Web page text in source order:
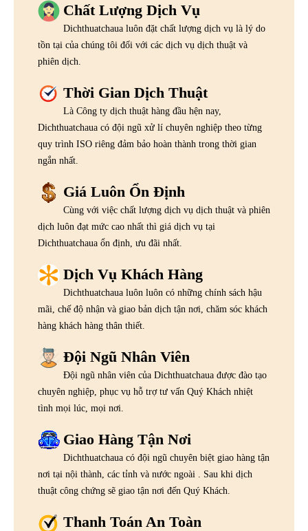
Chất Lượng Dịch Vụ
Dichthuatchaua luôn đặt chất lượng dịch vụ là lý do
tồn tại của chúng tôi đối với các dịch vụ dịch thuật và
phiên dịch.
Thời Gian Dịch Thuật
Là Công ty dịch thuật hàng đầu hện nay,
Dichthuatchaua có đội ngũ xử lí chuyên nghiệp theo từng
quy trình ISO riêng đảm bảo hoàn thành trong thời gian
ngắn nhất.
Giá Luôn Ổn Định
Cùng với việc chất lượng dịch vụ dịch thuật và phiên
dịch luôn đạt mức cao nhất thì giá dịch vụ tại
Dichthuatchaua ổn định, ưu đãi nhất.
Dịch Vụ Khách Hàng
Dichthuatchaua luôn luôn có những chính sách hậu
mãi, chế độ nhận và giao bản dịch tận nơi, chăm sóc khách
hàng khách hàng thân thiết.
Đội Ngũ Nhân Viên
Đội ngũ nhân viên của Dichthuatchaua được đào tạo
chuyên nghiệp, phục vụ hỗ trợ tư vấn Quý Khách nhiệt
tình mọi lúc, mọi nơi.
Giao Hàng Tận Nơi
Dichthuatchaua có đội ngũ chuyên biệt giao hàng tận
nơi tại nội thành, các tỉnh và nước ngoài . Sau khi dịch
thuật công chứng sẽ giao tận nơi đến Quý Khách.
Thanh Toán An Toàn